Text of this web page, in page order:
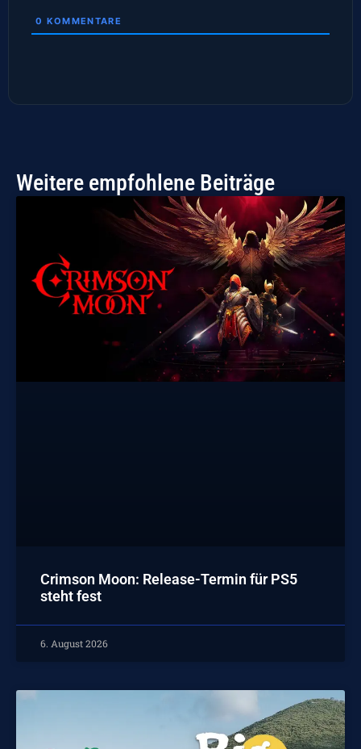
0 KOMMENTARE
Weitere empfohlene Beiträge
Crimson Moon: Release-Termin für PS5
steht fest
6. August 2026